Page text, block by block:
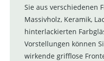
Sie aus verschiedenen
Massivholz, Keramik,
hinterlackierten
Vorstellungen können
wirkende grifflose